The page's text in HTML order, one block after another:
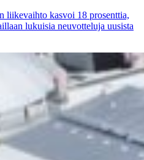
liikevaihto kasvoi 18 prosenttia,
lukuisia neuvotteluja uusista